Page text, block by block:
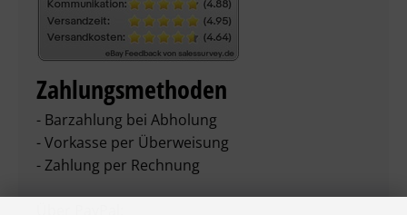
Zahlungsmethoden
- Barzahlung bei Abholung
- Vorkasse per Überweisung
- Zahlung per Rechnung